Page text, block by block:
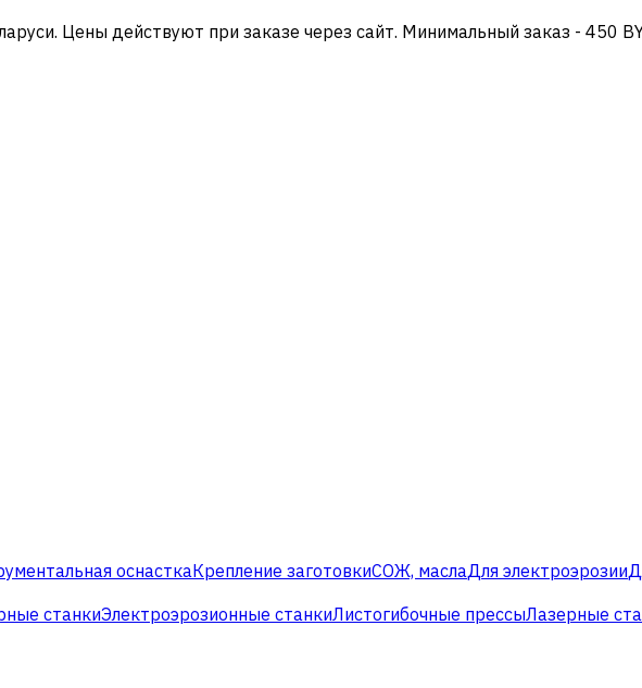
Цены действуют при заказе через сайт. Минимальный заказ - 450
оснасткаКрепление заготовкиСОЖ, маслаДля электроэрозии
станкиЭлектроэрозионные станкиЛистогибочные прессыЛазерные